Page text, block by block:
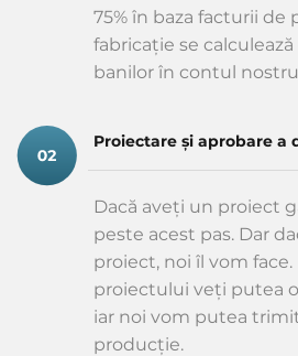
75% în baza facturii de
fabricație se
banilor în contul
Proiectare și aprobare a
Dacă aveți un proiect
peste acest pas. Dar
proiect, noi îl vom
proiectului veți putea
iar noi vom putea
producție.